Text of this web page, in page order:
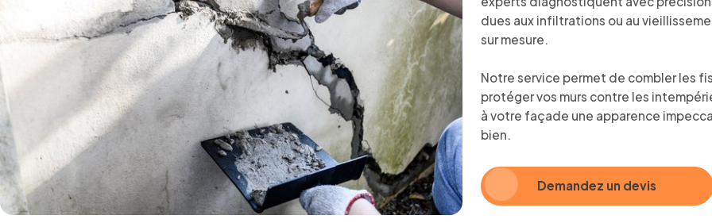
dues aux infiltrations ou au
sur mesure.
Notre service permet de combler les
protéger vos murs contre les
à votre façade une apparence
bien.
Demandez un devis